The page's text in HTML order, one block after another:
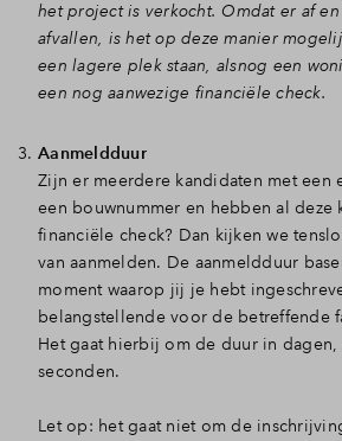
het project is verkocht. Omdat er af
afvallen, is het op deze manier
een lagere plek staan, alsnog een
een nog aanwezige financiële check.
Aanmeldduur
Zijn er meerdere kandidaten met een
een bouwnummer en hebben al deze
financiële check? Dan kijken we
van aanmelden. De aanmeldduur
moment waarop jij je hebt
belangstellende voor de betreffende
Het gaat hierbij om de duur in dagen,
seconden.
Let op: het gaat niet om de